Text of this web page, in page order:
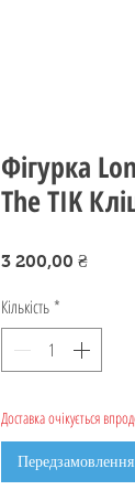
Фігурка
The TIK
3 200,00 ₴Ціна
Кількість *
Доставка очікується
Передзамовлення